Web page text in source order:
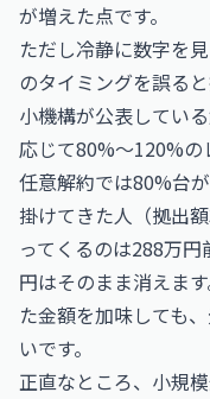
が増えた点です。
ただし冷静に数字を
のタイミングを誤る
小機構が公表してい
応じて80%〜120%
任意解約では80%台
掛けてきた人（拠出
ってくるのは288万
円はそのまま消えま
た金額を加味しても
いです。
正直なところ、小規